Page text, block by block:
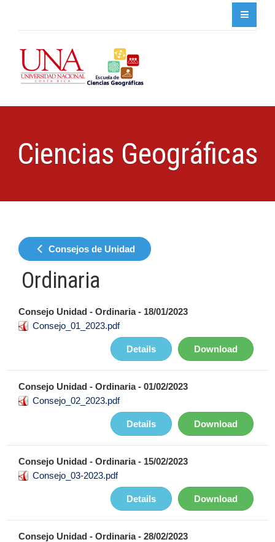
Ciencias Geográficas
Consejos de Unidad
Ordinaria
Consejo Unidad - Ordinaria - 18/01/2023
Consejo_01_2023.pdf
Download
Details
Consejo Unidad - Ordinaria - 01/02/2023
Consejo_02_2023.pdf
Download
Details
Consejo Unidad - Ordinaria - 15/02/2023
Consejo_03-2023.pdf
Download
Details
Consejo Unidad - Ordinaria - 28/02/2023